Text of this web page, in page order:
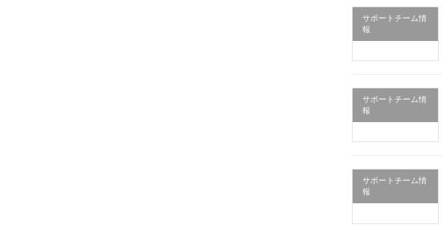
サポートチーム情
報
サポートチーム情
報
サポートチーム情
報